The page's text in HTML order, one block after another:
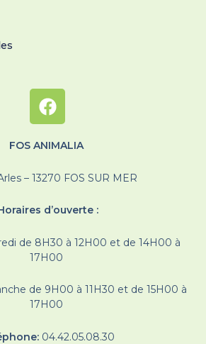
FOS ANIMALIA
– 13270 FOS SUR MER
d’ouverte :
de 8H30 à 12H00 et de 14H00 à
17H00
de 9H00 à 11H30 et de 15H00 à
17H00
04.42.05.08.30